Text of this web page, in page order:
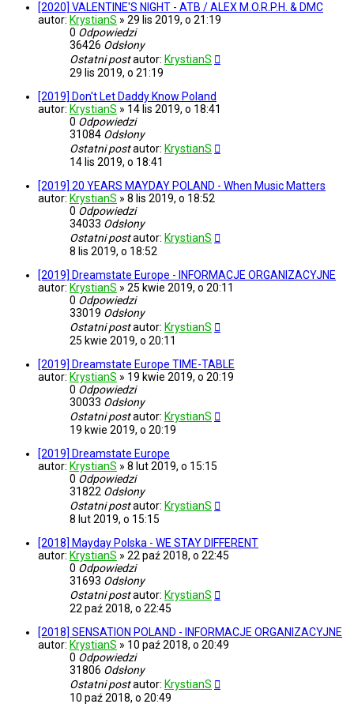
[2020] VALENTINE'S NIGHT - ATB / ALEX M.O.R.P.H. & DMC
autor: KrystianS » 29 lis 2019, o 21:19
0 Odpowiedzi
36426 Odsłony
Ostatni postautor: KrystianS
29 lis 2019, o 21:19
[2019] Don't Let Daddy Know Poland
autor: KrystianS » 14 lis 2019, o 18:41
0 Odpowiedzi
31084 Odsłony
Ostatni postautor: KrystianS
14 lis 2019, o 18:41
[2019] 20 YEARS MAYDAY POLAND - When Music Matters
autor: KrystianS » 8 lis 2019, o 18:52
0 Odpowiedzi
34033 Odsłony
Ostatni postautor: KrystianS
8 lis 2019, o 18:52
[2019] Dreamstate Europe - INFORMACJE ORGANIZACYJNE
autor: KrystianS » 25 kwie 2019, o 20:11
0 Odpowiedzi
33019 Odsłony
Ostatni postautor: KrystianS
25 kwie 2019, o 20:11
[2019] Dreamstate Europe TIME-TABLE
autor: KrystianS » 19 kwie 2019, o 20:19
0 Odpowiedzi
30033 Odsłony
Ostatni postautor: KrystianS
19 kwie 2019, o 20:19
[2019] Dreamstate Europe
autor: KrystianS » 8 lut 2019, o 15:15
0 Odpowiedzi
31822 Odsłony
Ostatni postautor: KrystianS
8 lut 2019, o 15:15
[2018] Mayday Polska - WE STAY DIFFERENT
autor: KrystianS » 22 paź 2018, o 22:45
0 Odpowiedzi
31693 Odsłony
Ostatni postautor: KrystianS
22 paź 2018, o 22:45
[2018] SENSATION POLAND - INFORMACJE ORGANIZACYJNE
autor: KrystianS » 10 paź 2018, o 20:49
0 Odpowiedzi
31806 Odsłony
Ostatni postautor: KrystianS
10 paź 2018, o 20:49